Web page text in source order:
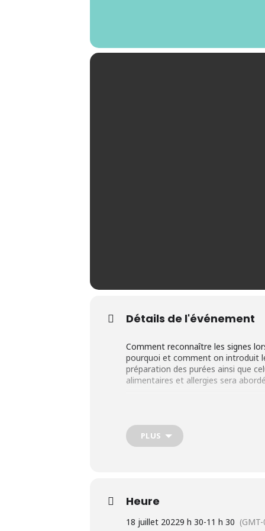
Détails de l'événement
Comment reconnaître les signes
pourquoi et comment on introduit
préparation des purées ainsi que
alimentaires et allergies sera
Pour les parents avec bébé
bénéficier du 50% de rabais
Contribution demandée s’il
PLUS
Heure
18 juillet 20229 h 30-11 h 30